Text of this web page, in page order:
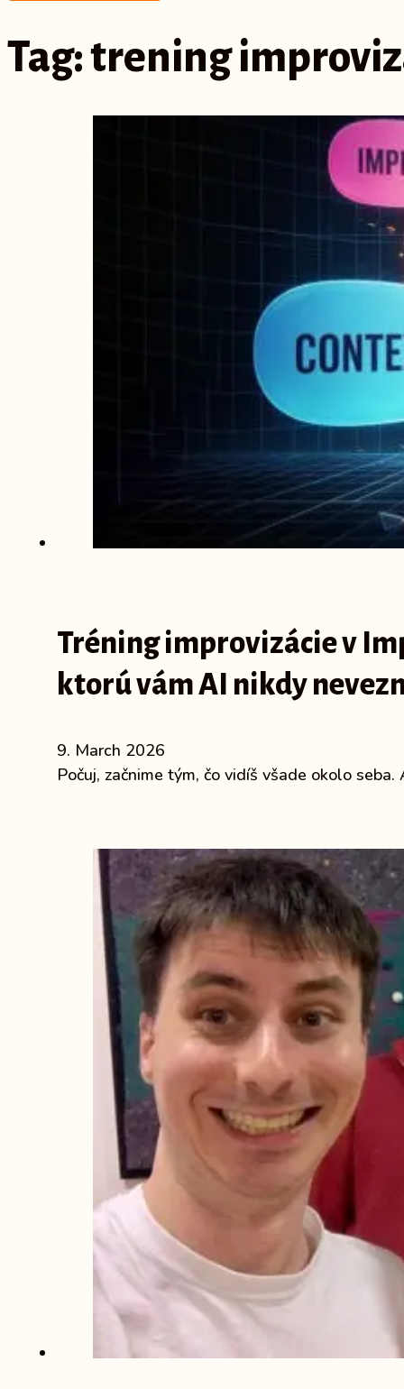
Tag:trening
Tréning improvizácie v
ktorú vám AI nikdy
9. March 2026
Počuj, začnime tým, čo vidíš všade okolo